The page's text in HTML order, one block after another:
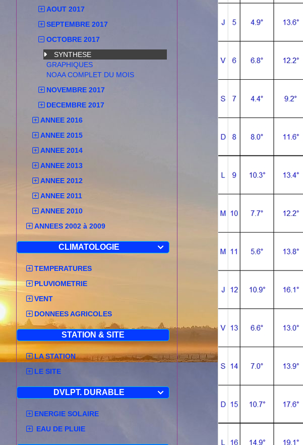
AOUT 2017
SEPTEMBRE 2017
OCTOBRE 2017
SYNTHESE
GRAPHIQUES
NOAA COMPLET DU MOIS
NOVEMBRE 2017
DECEMBRE 2017
ANNEE 2016
ANNEE 2015
ANNEE 2014
ANNEE 2013
ANNEE 2012
ANNEE 2011
ANNEE 2010
ANNEES 2002 à 2009

CLIMATOLOGIE
TEMPERATURES
PLUVIOMETRIE
VENT
DONNEES AGRICOLES
STATION & SITE
LA STATION
LE SITE

DVLPT. DURABLE
ENERGIE SOLAIRE
EAU DE PLUIE